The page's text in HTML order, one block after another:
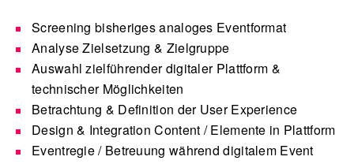
Screening bisheriges analoges Eventformat
Analyse Zielsetzung & Zielgruppe
Auswahl zielführender digitaler Plattform &
technischer Möglichkeiten
Betrachtung & Definition der User Experience
Design & Integration Content / Elemente in Plattform
Eventregie / Betreuung während digitalem Event